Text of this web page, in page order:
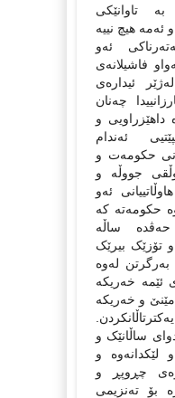
تاوانێکی
هیچ نییه‌
ئه‌و
فاشیلانه‌ی
ئیداره‌ی
چه‌نان
داهێزراویی و
ئه‌ندام
حکومه‌ت و
جووڵه‌ و
ئه‌و
حکومه‌ته‌ که‌
حه‌ڤده‌ ساڵه‌
و تۆزێک بیرێک
به‌رگرتن له‌وه‌
ئێمه‌ خه‌ریکه‌
و خه‌ریکه‌
ساڵانێک و
لێکدانه‌وه‌ و
چڕوپڕ و
بۆ ته‌نزیمی